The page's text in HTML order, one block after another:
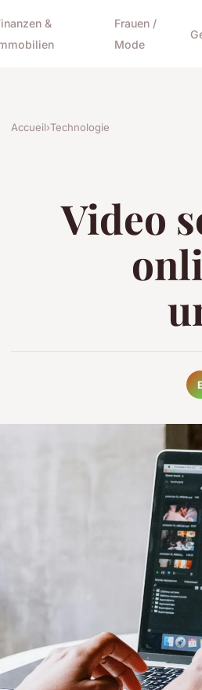
&
Frauen /
Mode
Accueil›Technologie
Video